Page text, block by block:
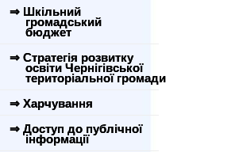
⇒ Шкільний
громадський
бюджет
⇒ Стратегія розвитку
освіти Чернігівської
територіальної громади
⇒ Харчування
⇒ Доступ до публічної
інформації